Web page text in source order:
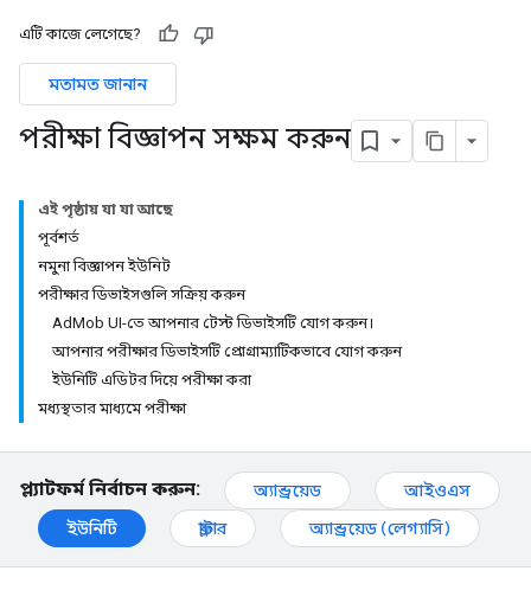
এটি কাজে লেগেছে?
মতামত জানান
পরীক্ষা বিজ্ঞাপন সক্ষম করুন
এই পৃষ্ঠায় যা যা আছে
পূর্বশর্ত
নমুনা বিজ্ঞাপন ইউনিট
পরীক্ষার ডিভাইসগুলি সক্রিয় করুন
AdMob UI-তে আপনার টেস্ট ডিভাইসটি যোগ করুন।
আপনার পরীক্ষার ডিভাইসটি প্রোগ্রাম্যাটিকভাবে যোগ করুন
ইউনিটি এডিটর দিয়ে পরীক্ষা করা
মধ্যস্থতার মাধ্যমে পরীক্ষা
প্ল্যাটফর্ম নির্বাচন করুন: অ্যান্ড্রয়েড
আইওএস
ইউনিটি
ফ্লাটার অ্যান্ড্রয়েড (লেগ্যাসি)